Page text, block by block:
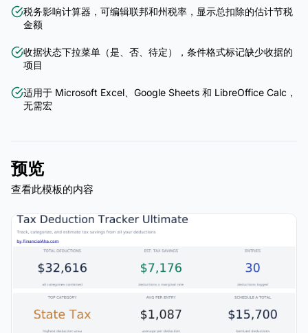
税务影响计算器，可编辑联邦和州税率，显示总扣除的估计节税
金额
收据状态下拉菜单（是、否、待定），条件格式标记缺少收据的
项目
适用于 Microsoft Excel、Google Sheets 和 LibreOffice Calc，
无需宏
预览
查看此模板的内容